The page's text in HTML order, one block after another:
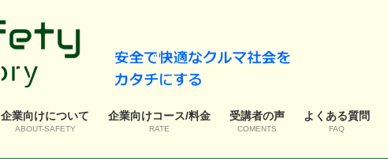
企業向けについて
ABOUT-SAFETY
企業向けコース/料金
RATE
受講者の声
COMENTS
よくある質問
FAQ